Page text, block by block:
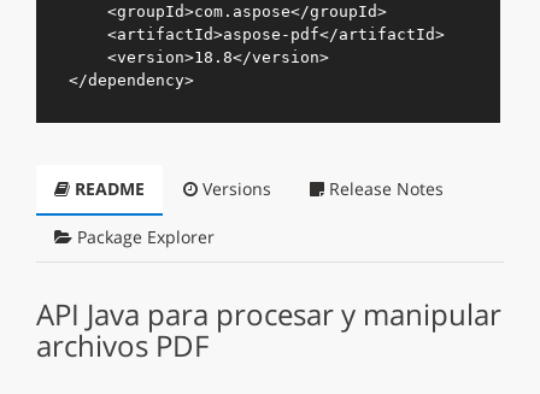
<groupId>com.aspose</groupId>
<artifactId>aspose-pdf</artifactId>
<version>18.8</version>
</dependency>
README Versions Release Notes
Package Explorer
API Java para procesar y manipular
archivos PDF